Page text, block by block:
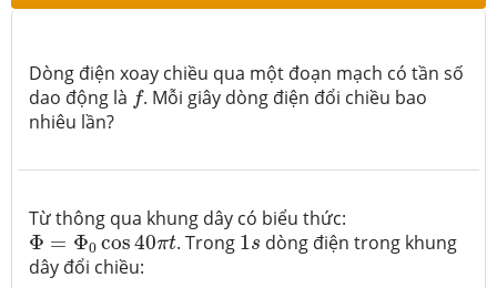
Dòng điện xoay chiều qua một đoạn mạch có tần số
dao động là f
f. Mỗi giây dòng điện đổi chiều bao
nhiêu lần?
Từ thông qua khung dây có biểu thức:
Φ = Φ0 cos40πt
Φ=Φ0cos40πt . Trong 1s
1s dòng điện trong khung
dây đổi chiều: